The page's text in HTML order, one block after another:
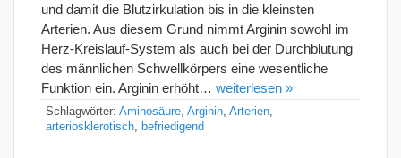
und damit die Blutzirkulation bis in die kleinsten
Arterien. Aus diesem Grund nimmt Arginin sowohl im
Herz-Kreislauf-System als auch bei der Durchblutung
des männlichen Schwellkörpers eine wesentliche
Funktion ein. Arginin erhöht… weiterlesen »
Schlagwörter: Aminosäure Arginin Arterien
arteriosklerotisch
befriedigend